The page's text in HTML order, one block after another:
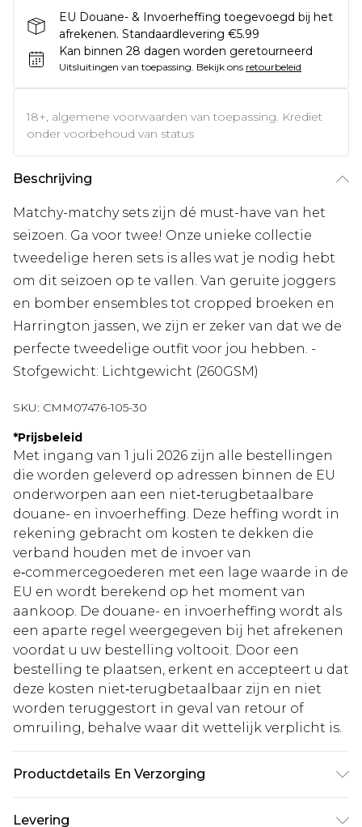
EU Douane- & Invoerheffing toegevoegd bij het
afrekenen. Standaardlevering €5.99
Kan binnen 28 dagen worden geretourneerd
Uitsluitingen van toepassing. Bekijk ons retourbeleid
18+, algemene voorwaarden van toepassing. Krediet
onder voorbehoud van status
Beschrijving
Matchy-matchy sets zijn dé must-have van het
seizoen. Ga voor twee! Onze unieke collectie
tweedelige heren sets is alles wat je nodig hebt
om dit seizoen op te vallen. Van geruite joggers
en bomber ensembles tot cropped broeken en
Harrington jassen, we zijn er zeker van dat we de
perfecte tweedelige outfit voor jou hebben. -
Stofgewicht: Lichtgewicht (260GSM)
SKU: CMM07476-105-30
*Prijsbeleid
Met ingang van 1 juli 2026 zijn alle bestellingen
die worden geleverd op adressen binnen de EU
onderworpen aan een niet‑terugbetaalbare
douane- en invoerheffing. Deze heffing wordt in
rekening gebracht om kosten te dekken die
verband houden met de invoer van
e‑commercegoederen met een lage waarde in de
EU en wordt berekend op het moment van
aankoop. De douane- en invoerheffing wordt als
een aparte regel weergegeven bij het afrekenen
voordat u uw bestelling voltooit. Door een
bestelling te plaatsen, erkent en accepteert u dat
deze kosten niet‑terugbetaalbaar zijn en niet
worden teruggestort in geval van retour of
omruiling, behalve waar dit wettelijk verplicht is.
Productdetails En Verzorging
Levering